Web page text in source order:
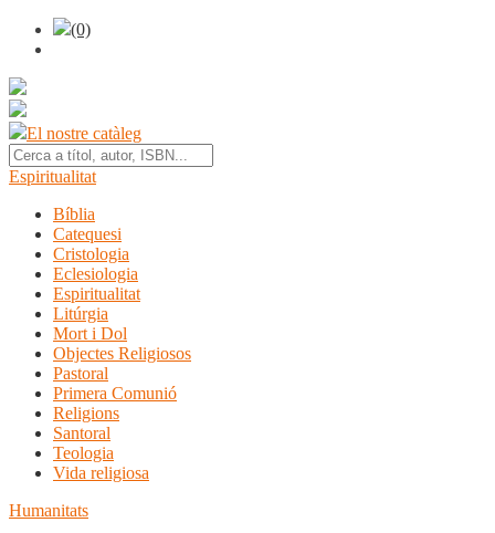
(0)
El nostre catàleg
Espiritualitat
Bíblia
Catequesi
Cristologia
Eclesiologia
Espiritualitat
Litúrgia
Mort i Dol
Objectes Religiosos
Pastoral
Primera Comunió
Religions
Santoral
Teologia
Vida religiosa
Humanitats